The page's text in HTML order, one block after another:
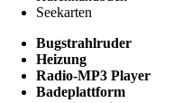
Seekarten
Bugstrahlruder
Heizung
Radio-MP3 Player
Badeplattform